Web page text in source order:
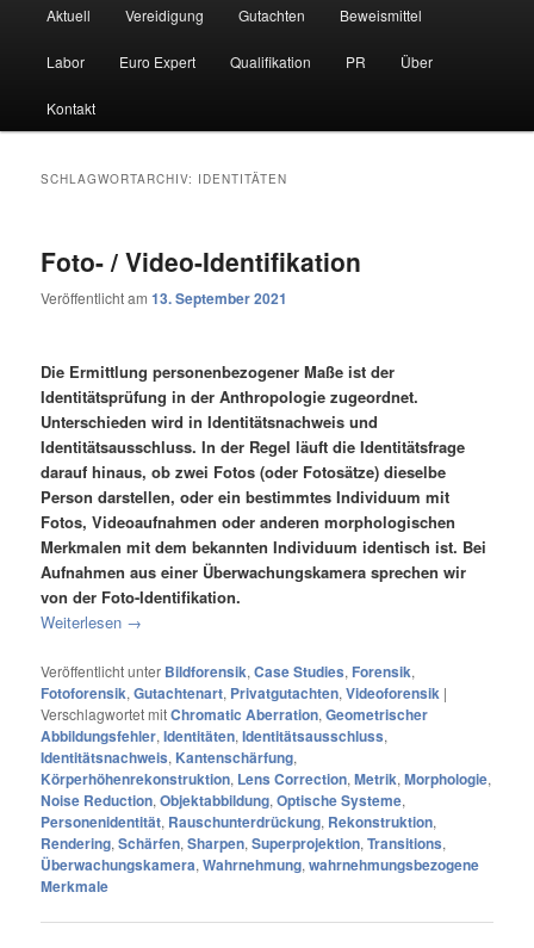
Aktuell Vereidigung Gutachten Beweismittel
Labor Euro Expert Qualifikation PR Über
Kontakt
SCHLAGWORTARCHIV: IDENTITÄTEN
Foto- / Video-Identifikation
Veröffentlicht am13. September 2021
Die Ermittlung personenbezogener Maße ist der
Identitätsprüfung in der Anthropologie zugeordnet.
Unterschieden wird in Identitätsnachweis und
Identitätsausschluss. In der Regel läuft die Identitätsfrage
darauf hinaus, ob zwei Fotos (oder Fotosätze) dieselbe
Person darstellen, oder ein bestimmtes Individuum mit
Fotos, Videoaufnahmen oder anderen morphologischen
Merkmalen mit dem bekannten Individuum identisch ist. Bei
Aufnahmen aus einer Überwachungskamera sprechen wir
von der Foto-Identifikation.
Weiterlesen →
Veröffentlicht unter Bildforensik,Case Studies, Forensik,
Fotoforensik,Gutachtenart, Privatgutachten,Videoforensik |
Verschlagwortet mitChromatic Aberration,Geometrischer
Abbildungsfehler,Identitäten,Identitätsausschluss,
Identitätsnachweis, Kantenschärfung,
Körperhöhenrekonstruktion, Lens Correction,Metrik,Morphologie,
Noise Reduction,Objektabbildung,Optische Systeme,
Personenidentität, Rauschunterdrückung, Rekonstruktion,
Rendering,Schärfen,Sharpen,Superprojektion,Transitions,
Überwachungskamera,Wahrnehmung,wahrnehmungsbezogene
Merkmale